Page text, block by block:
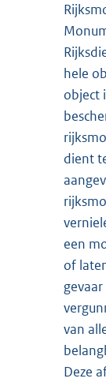
hele
object
dient
een
of
van
Deze